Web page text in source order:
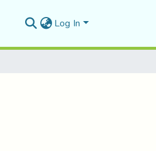
Log In